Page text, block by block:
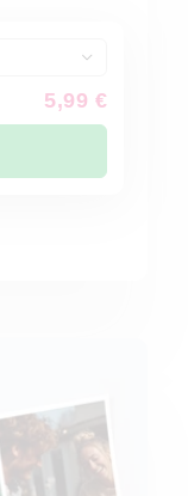
5,99 €